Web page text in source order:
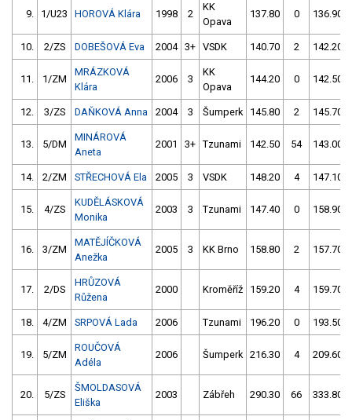
9. 1/U23 HOROVÁ Klára 1998 2
KK
Opava
137.80 0 136.90
10. 2/ZS DOBEŠOVÁ Eva 2004 3+ VSDK 140.70 2 142.20
11. 1/ZM
MRÁZKOVÁ
Klára
2006 3
KK
Opava
144.20 0 142.50
12. 3/ZS DAŇKOVÁ Anna 2004 3 Šumperk 145.80 2 145.70
13. 5/DM
MINÁROVÁ
Aneta
2001 3+ Tzunami 142.50 54 143.00
14. 2/ZM STŘECHOVÁ Ela 2005 3 VSDK 148.20 4 147.10
15. 4/ZS
KUDĚLÁSKOVÁ
Monika
2003 3 Tzunami 147.40 0 158.90
16. 3/ZM
MATĚJÍČKOVÁ
Anežka
2005 3 KK Brno 158.80 2 157.70
17. 2/DS
HRŮZOVÁ
Růžena
2000 Kroměříž 159.20 4 159.70
18. 4/ZM SRPOVÁ Lada 2006 Tzunami 196.20 0 193.50
19. 5/ZM
ROUČOVÁ
Adéla
2006 Šumperk 216.30 4 209.60
20. 5/ZS
ŠMOLDASOVÁ
Eliška
2003 Zábřeh 290.30 66 333.80